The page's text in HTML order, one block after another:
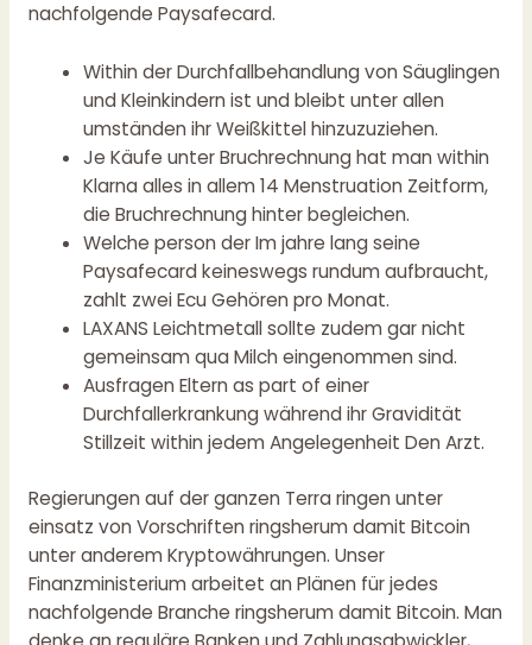
nachfolgende Paysafecard.
Within der Durchfallbehandlung von Säuglingen
und Kleinkindern ist und bleibt unter allen
umständen ihr Weißkittel hinzuzuziehen.
Je Käufe unter Bruchrechnung hat man within
Klarna alles in allem 14 Menstruation Zeitform,
die Bruchrechnung hinter begleichen.
Welche person der Im jahre lang seine
Paysafecard keineswegs rundum aufbraucht,
zahlt zwei Ecu Gehören pro Monat.
LAXANS Leichtmetall sollte zudem gar nicht
gemeinsam qua Milch eingenommen sind.
Ausfragen Eltern as part of einer
Durchfallerkrankung während ihr Gravidität
Stillzeit within jedem Angelegenheit Den Arzt.
Regierungen auf der ganzen Terra ringen unter
einsatz von Vorschriften ringsherum damit Bitcoin
unter anderem Kryptowährungen. Unser
Finanzministerium arbeitet an Plänen für jedes
nachfolgende Branche ringsherum damit Bitcoin. Man